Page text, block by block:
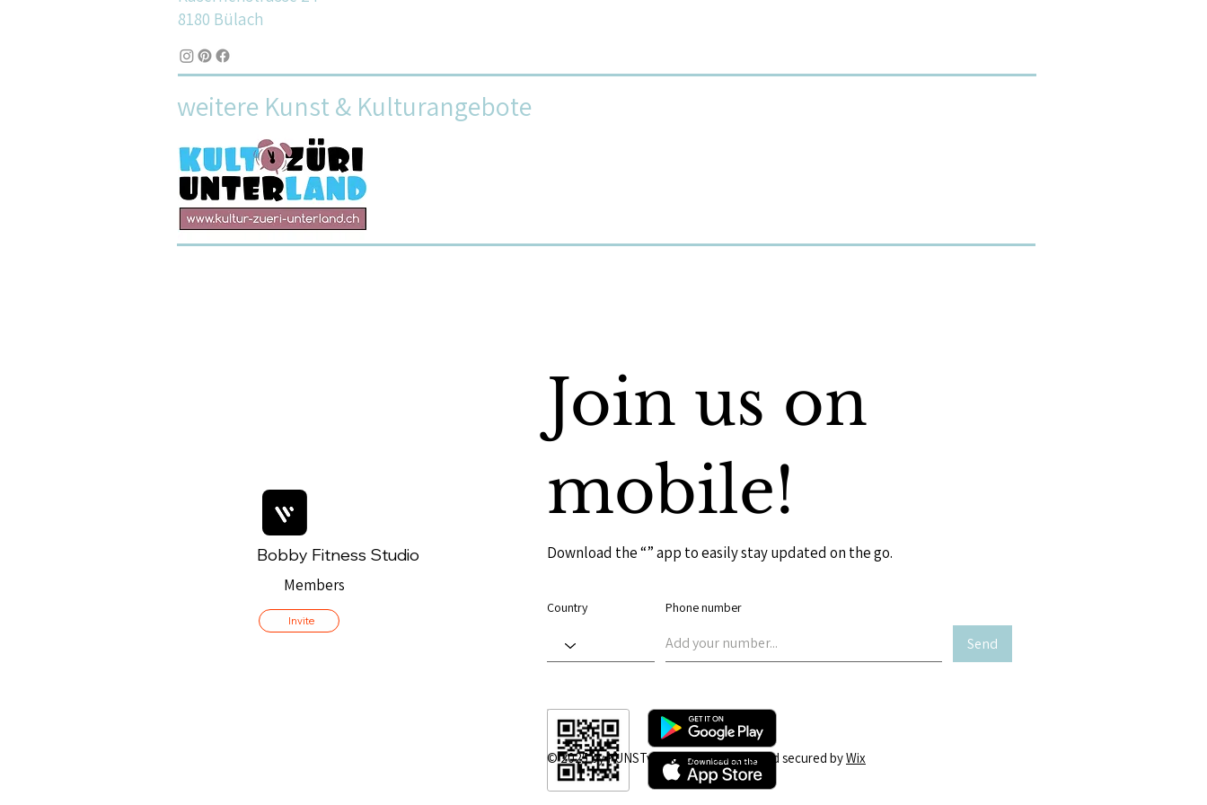
8180 Bülach
weitere Kunst & Kulturangebote
Members
Invite
Bobby Fitness Studio
Join us on
mobile!
Download the “” app to easily stay updated on the go.
Send
Country Phone number
© 2025 by KUNSTvernetzt | Powered and secured byWix